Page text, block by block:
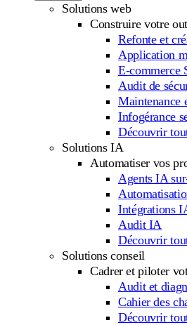
Solutions web
Construire votre
Refonte et
Application
E-commerce
Audit de
Maintenance
Infogérance
Découvrir
Solutions IA
Automatiser vos
Agents IA
Intégrations
Audit IA
Découvrir
Solutions conseil
Cadrer et piloter
Audit et
Cahier des
Découvrir